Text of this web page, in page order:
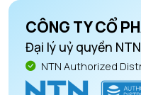
CÔNG TY CỔ
Đại lý uỷ quyền
NTN Authorized